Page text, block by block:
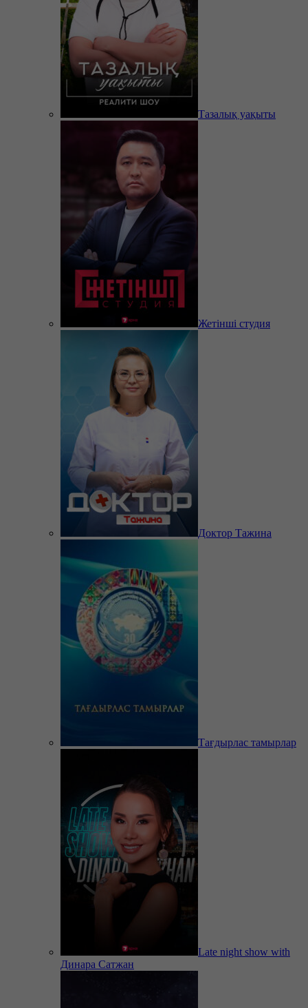
Тазалық уақыты
Жетінші студия
Доктор Тажина
Тағдырлас тамырлар
Late night show with
Динара Сатжан